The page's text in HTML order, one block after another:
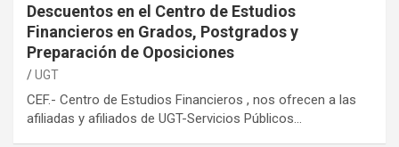
Descuentos en el Centro de Estudios
Financieros en Grados, Postgrados y
Preparación de Oposiciones
UGT
CEF.- Centro de Estudios Financieros , nos ofrecen a las
afiliadas y afiliados de UGT-Servicios Públicos…